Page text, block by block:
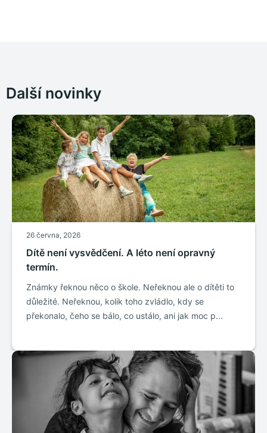
Další novinky
26 června, 2026
Dítě není vysvědčení. A léto není opravný
termín.
Známky řeknou něco o škole. Neřeknou ale o dítěti to
důležité. Neřeknou, kolik toho zvládlo, kdy se
překonalo, čeho se bálo, co ustálo, ani jak moc p...